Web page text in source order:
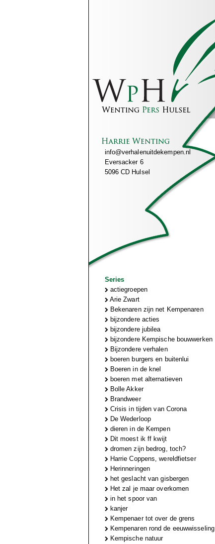
info@verhalenuitdekempen.nl
Eversacker 6
5096 CD Hulsel
Series
actiegroepen
Arie Zwart
Bekenaren zijn net Kempenaren
bijzondere acties
bijzondere jubilea
bijzondere Kempische bouwwerken
Bijzondere verhalen
boeren burgers en buitenlui
Boeren in de knel
boeren met alternatieven
Bolle Akker
Brandweer
Crisis in tijden van Corona
De Wederloop
dieren in de Kempen
Dit moest ik ff kwijt
dromen zijn bedrog, toch?
Harrie Coppens, wereldfietser
Herinneringen
het geslacht van gisbergen
Het zal je maar overkomen
in het spoor van
kanjer
Kempenaer tot over de grens
Kempenaren rond de eeuwwisseling
Kempische natuur